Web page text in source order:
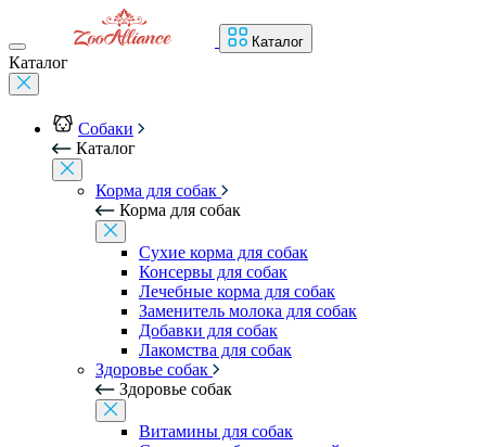
Каталог
Каталог
Собаки
Каталог
Корма для собак
Корма для собак
Сухие корма для собак
Консервы для собак
Лечебные корма для собак
Заменитель молока для собак
Добавки для собак
Лакомства для собак
Здоровье собак
Здоровье собак
Витамины для собак